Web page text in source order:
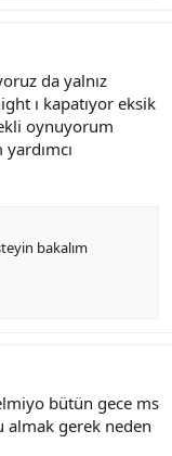
da yalnız
ı kapatıyor eksik
oynuyorum
bakalım
bütün gece ms
almak gerek neden